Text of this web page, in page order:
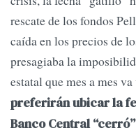
rescate de los fondos
caída en los precios de
presagiaba la
estatal que mes a mes
preferirán ubicar la
Banco Central